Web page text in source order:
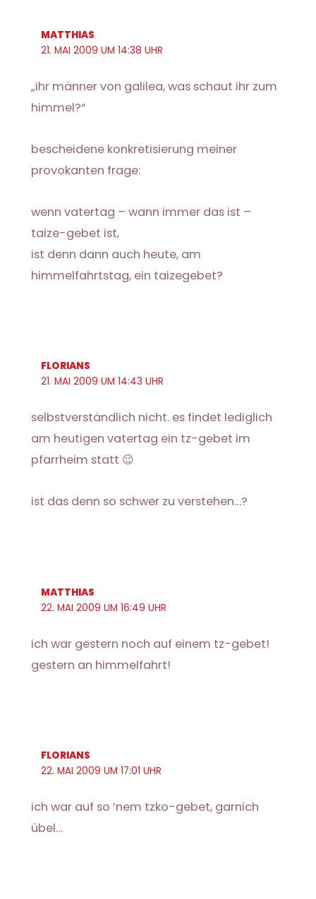
MATTHIAS
21. MAI 2009 UM 14:38 UHR
„ihr männer von galilea, was schaut ihr zum
himmel?“
bescheidene konkretisierung meiner
provokanten frage:
wenn vatertag – wann immer das ist –
taize-gebet ist,
ist denn dann auch heute, am
himmelfahrtstag, ein taizegebet?
FLORIANS
21. MAI 2009 UM 14:43 UHR
selbstverständlich nicht. es findet lediglich
am heutigen vatertag ein tz-gebet im
pfarrheim statt 😉
ist das denn so schwer zu verstehen…?
MATTHIAS
22. MAI 2009 UM 16:49 UHR
ich war gestern noch auf einem tz-gebet!
gestern an himmelfahrt!
FLORIANS
22. MAI 2009 UM 17:01 UHR
ich war auf so ’nem tzko-gebet, garnich
übel…